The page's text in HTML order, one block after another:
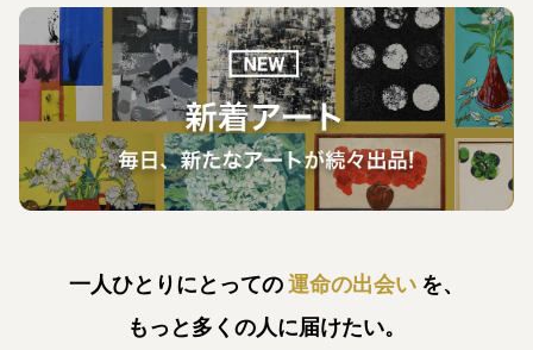
一人ひとりにとっての運命の出会い を、
もっと多くの人に届けたい。